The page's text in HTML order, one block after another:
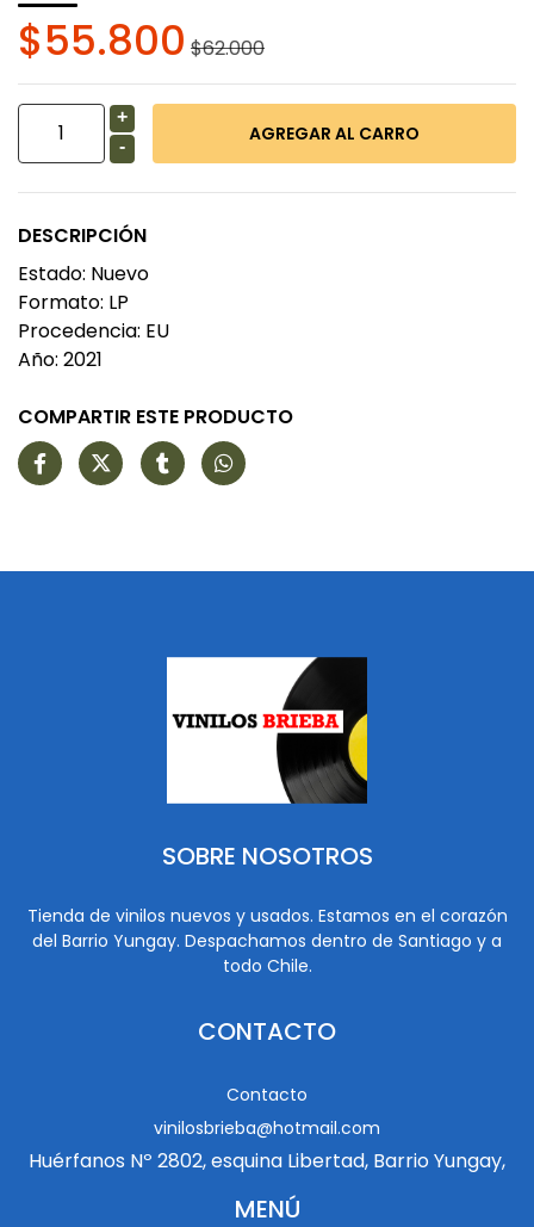
$55.800 $62.000
+
-
DESCRIPCIÓN
Estado: Nuevo
Formato: LP
Procedencia: EU
Año: 2021
COMPARTIR ESTE PRODUCTO
SOBRE NOSOTROS
Tienda de vinilos nuevos y usados. Estamos en el corazón
del Barrio Yungay. Despachamos dentro de Santiago y a
todo Chile.
CONTACTO
Contacto
vinilosbrieba@hotmail.com
Huérfanos Nº 2802, esquina Libertad, Barrio Yungay,
MENÚ